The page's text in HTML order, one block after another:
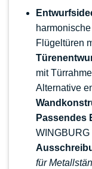
Flügeltüren
mit
Alternative
Passendes
WINGBURG
für